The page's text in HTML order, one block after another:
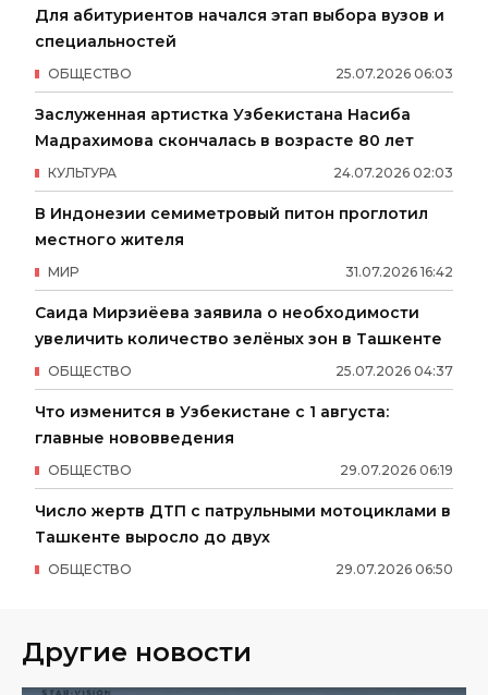
Для абитуриентов начался этап выбора вузов и
специальностей
25.07.2026 06:03
ОБЩЕСТВО
Заслуженная артистка Узбекистана Насиба
Мадрахимова скончалась в возрасте 80 лет
24.07.2026 02:03
КУЛЬТУРА
В Индонезии семиметровый питон проглотил
местного жителя
31.07.2026 16:42
МИР
Саида Мирзиёева заявила о необходимости
увеличить количество зелёных зон в Ташкенте
25.07.2026 04:37
ОБЩЕСТВО
Что изменится в Узбекистане с 1 августа:
главные нововведения
29.07.2026 06:19
ОБЩЕСТВО
Число жертв ДТП с патрульными мотоциклами в
Ташкенте выросло до двух
29.07.2026 06:50
ОБЩЕСТВО
Другие новости